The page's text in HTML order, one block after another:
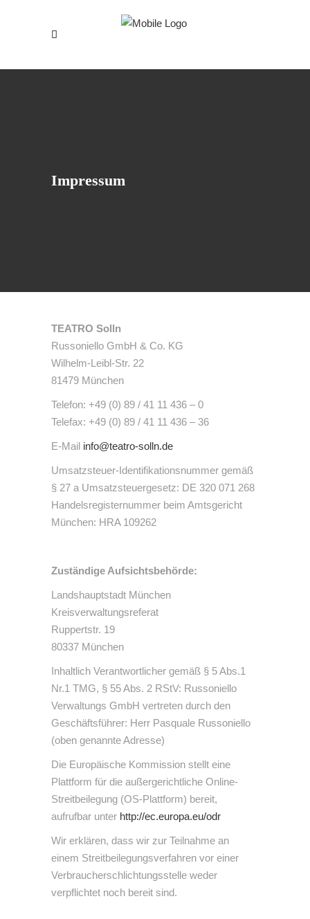
Impressum
TEATRO Solln
Russoniello GmbH & Co. KG
Wilhelm-Leibl-Str. 22
81479 München
Telefon: +49 (0) 89 / 41 11 436 – 0
Telefax: +49 (0) 89 / 41 11 436 – 36
E-Mail info@teatro-solln.de
Umsatzsteuer-Identifikationsnummer gemäß
§ 27 a Umsatzsteuergesetz: DE 320 071 268
Handelsregisternummer beim Amtsgericht
München: HRA 109262
Zuständige Aufsichtsbehörde:
Landshauptstadt München
Kreisverwaltungsreferat
Ruppertstr. 19
80337 München
Inhaltlich Verantwortlicher gemäß § 5 Abs.1
Nr.1 TMG, § 55 Abs. 2 RStV: Russoniello
Verwaltungs GmbH vertreten durch den
Geschäftsführer: Herr Pasquale Russoniello
(oben genannte Adresse)
Die Europäische Kommission stellt eine
Plattform für die außergerichtliche Online-
Streitbeilegung (OS-Plattform) bereit,
aufrufbar unter http://ec.europa.eu/odr
Wir erklären, dass wir zur Teilnahme an
einem Streitbeilegungsverfahren vor einer
Verbraucherschlichtungsstelle weder
verpflichtet noch bereit sind.